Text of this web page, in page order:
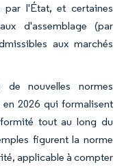
par l'État, et certaines
d'assemblage (par
aux marchés
nouvelles normes
2026 qui formalisent
tout au long du
figurent la norme
applicable à compter